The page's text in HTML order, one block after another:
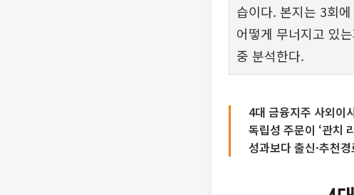
습이다. 본지는 3회
어떻게 무너지고 있
중 분석한다.
4대 금융지주 사외이
독립성 주문이 ‘관치
성과보다 출신·추천